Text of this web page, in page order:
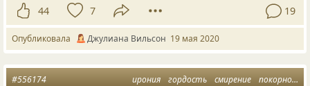
44 7 19
Опубликовала Джулиана Вильсон 19 мая 2020
ирония гордость смирение покорность
#556174